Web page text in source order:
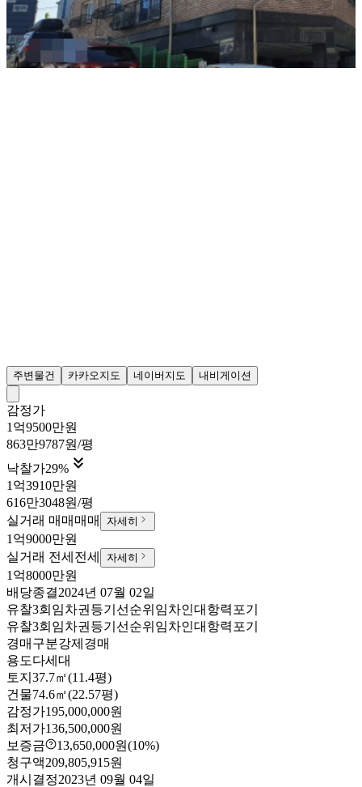
주변물건 카카오지도 네이버지도 내비게이션
감정가
1억9500만원
863만9787원/평
낙찰가29% 
1억3910만원
616만3048원/평
실거래 매매 매매 자세히
1억9000만원
실거래 전세 전세 자세히
1억8000만원
배당종결2024년 07월 02일
유찰3회 임차권등기 선순위임차인대항력포기
유찰3회 임차권등기 선순위임차인대항력포기
경매구분강제경매
용도다세대
토지 37.7㎡(11.4평)
건물74.6㎡(22.57평)
감정가195,000,000원
최저가136,500,000원
보증금
13,650,000원(10%)
청구액209,805,915원
개시결정2023년 09월 04일